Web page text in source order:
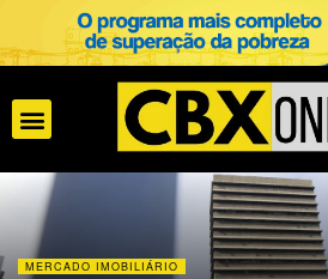
MERCADO IMOBILIÁRIO